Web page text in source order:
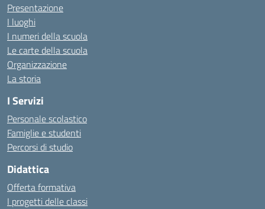
Presentazione
I luoghi
I numeri della scuola
Le carte della scuola
Organizzazione
La storia
I Servizi
Personale scolastico
Famiglie e studenti
Percorsi di studio
Didattica
Offerta formativa
I progetti delle classi